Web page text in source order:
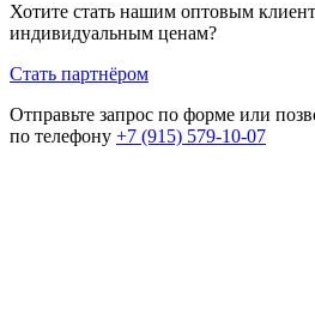
Хотите стать нашим оптовым
индивидуальным ценам?
Стать партнёром
Отправьте запрос по форме или
по телефону +7 (915) 579-10-07